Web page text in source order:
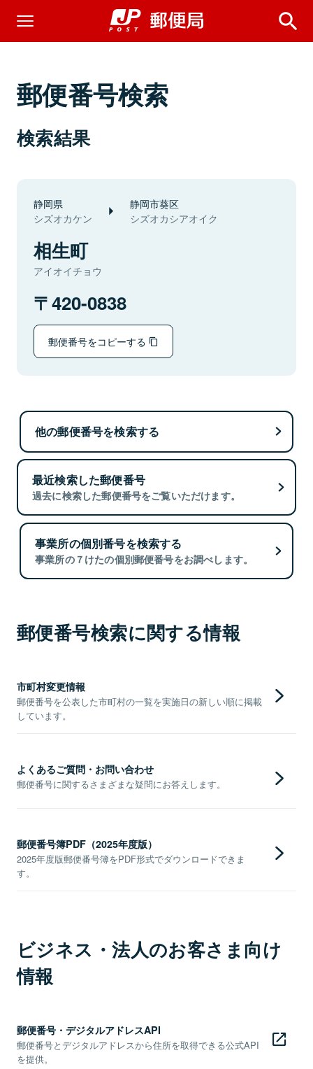
郵便番号検索
検索結果
静岡県
シズオカケン
静岡市葵区
シズオカシアオイク
相生町
アイオイチョウ
420-0838
郵便番号をコピーする
他の郵便番号を検索する
最近検索した郵便番号
過去に検索した郵便番号をご覧いただけます。
事業所の個別番号を検索する
事業所の７けたの個別郵便番号をお調べします。
郵便番号検索に関する情報
市町村変更情報
郵便番号を公表した市町村の一覧を実施日の新しい順に掲載
しています。
よくあるご質問・お問い合わせ
郵便番号に関するさまざまな疑問にお答えします。
郵便番号簿PDF（2025年度版）
2025年度版郵便番号簿をPDF形式でダウンロードできま
す。
ビジネス・法人のお客さま向け
情報
郵便番号・デジタルアドレスAPI
郵便番号とデジタルアドレスから住所を取得できる公式API
を提供。